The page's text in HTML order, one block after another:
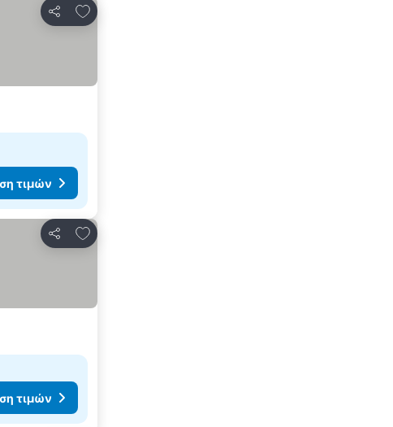
Κοινοποίηση
Προσθήκη στα αγαπημένα
τιμών
Κοινοποίηση
Προσθήκη στα αγαπημένα
τιμών